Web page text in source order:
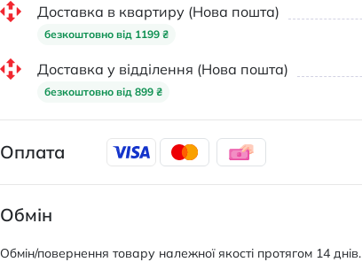
Доставка в квартиру (Нова пошта)
безкоштовно від 1199 ₴
Доставка у відділення (Нова пошта)
безкоштовно від 899 ₴
Оплата
Обмін
Обмін/повернення товару належної якості протягом 14 днів.